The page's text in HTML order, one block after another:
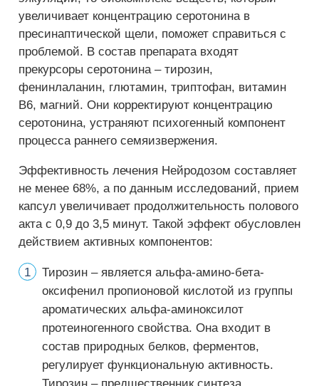
увеличивает концентрацию серотонина в
пресинаптической щели, поможет справиться с
проблемой. В состав препарата входят
прекурсоры серотонина – тирозин,
фенинлаланин, глютамин, триптофан, витамин
В6, магний. Они корректируют концентрацию
серотонина, устраняют психогенный компонент
процесса раннего семяизвержения.
Эффективность лечения Нейродозом составляет
не менее 68%, а по данным исследований, прием
капсул увеличивает продолжительность полового
акта с 0,9 до 3,5 минут. Такой эффект обусловлен
действием активных компонентов:
Тирозин – является альфа-амино-бета-
оксифенил пропионовой кислотой из группы
ароматических альфа-аминоксилот
протеиногенного свойства. Она входит в
состав природных белков, ферментов,
регулирует функциональную активность.